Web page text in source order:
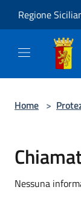
Regione
Home >
Nessuna